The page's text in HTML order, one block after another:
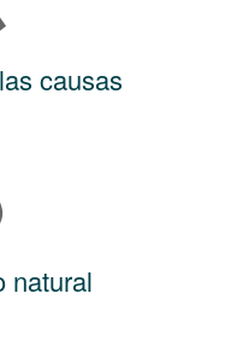
causas
natural